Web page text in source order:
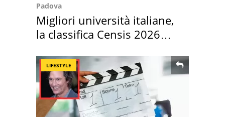
Padova
Migliori università italiane,
la classifica Censis 2026
LIFESTYLE